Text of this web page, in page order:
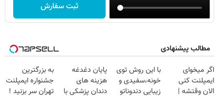
ثبت سفارش
مطالب پیشنهادی
اگر میخوای
ایمپلنت کنی
الان وقتشه |
با این روش توی
خونه،سفیدی و
زیبایی دندوناتو
پایان دغدغه
هزینه های
دندان پزشکی با
به بزرگترین
جشنواره ایمپلنت
تهران سر بزنید !